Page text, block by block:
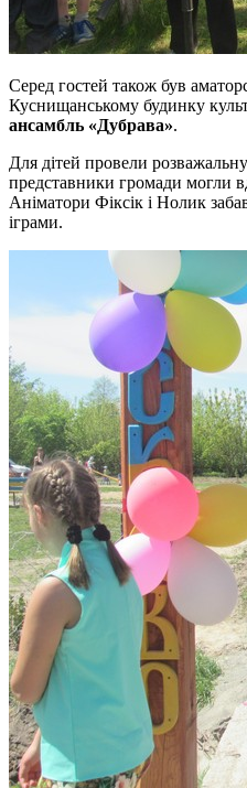
Серед гостей також був
Куснищанському будинку
ансамбль «Дубрава».
Для дітей провели
представники громади могли
Аніматори Фіксік і Нолик
іграми.